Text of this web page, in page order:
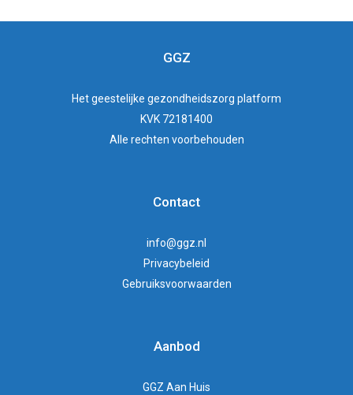
GGZ
Hetgeestelijke gezondheidszorg platform
KVK 72181400
Alle rechten voorbehouden
Contact
info@ggz.nl
Privacybeleid
Gebruiksvoorwaarden
Aanbod
GGZ Aan Huis